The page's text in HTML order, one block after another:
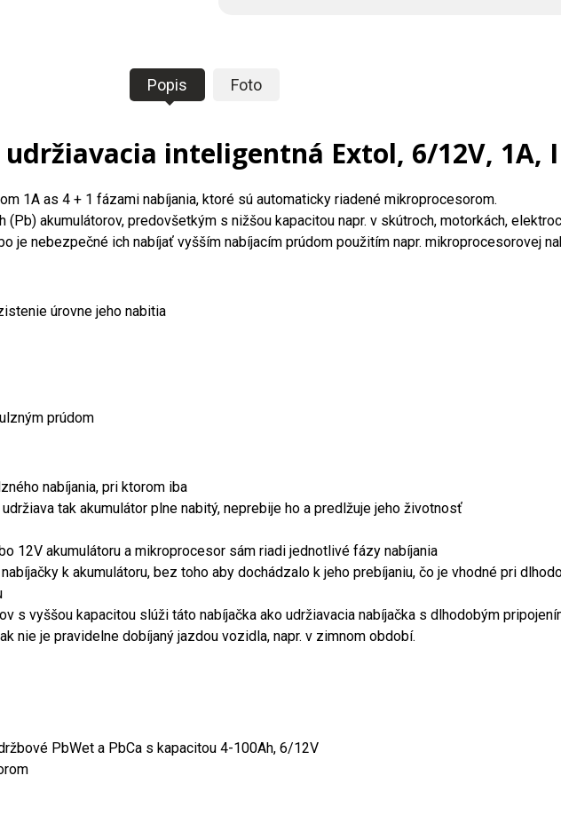
Popis Foto
inteligentná Extol, 6/12V, 1A,
1A as 4 + 1 fázami nabíjania, ktoré sú automaticky riadené mikroprocesorom.
akumulátorov, predovšetkým s nižšou kapacitou napr. v skútroch, motorkách,
je nebezpečné ich nabíjať vyšším nabíjacím prúdom použitím napr. mikroprocesorovej
úrovne jeho nabitia
prúdom
nabíjania, pri ktorom iba
tak akumulátor plne nabitý, neprebije ho a predlžuje jeho životnosť
12V akumulátoru a mikroprocesor sám riadi jednotlivé fázy nabíjania
k akumulátoru, bez toho aby dochádzalo k jeho prebíjaniu, čo je vhodné pri
s vyššou kapacitou slúži táto nabíjačka ako udržiavacia nabíjačka s dlhodobým
nie je pravidelne dobíjaný jazdou vozidla, napr. v zimnom období.
PbWet a PbCa s kapacitou 4-100Ah, 6/12V